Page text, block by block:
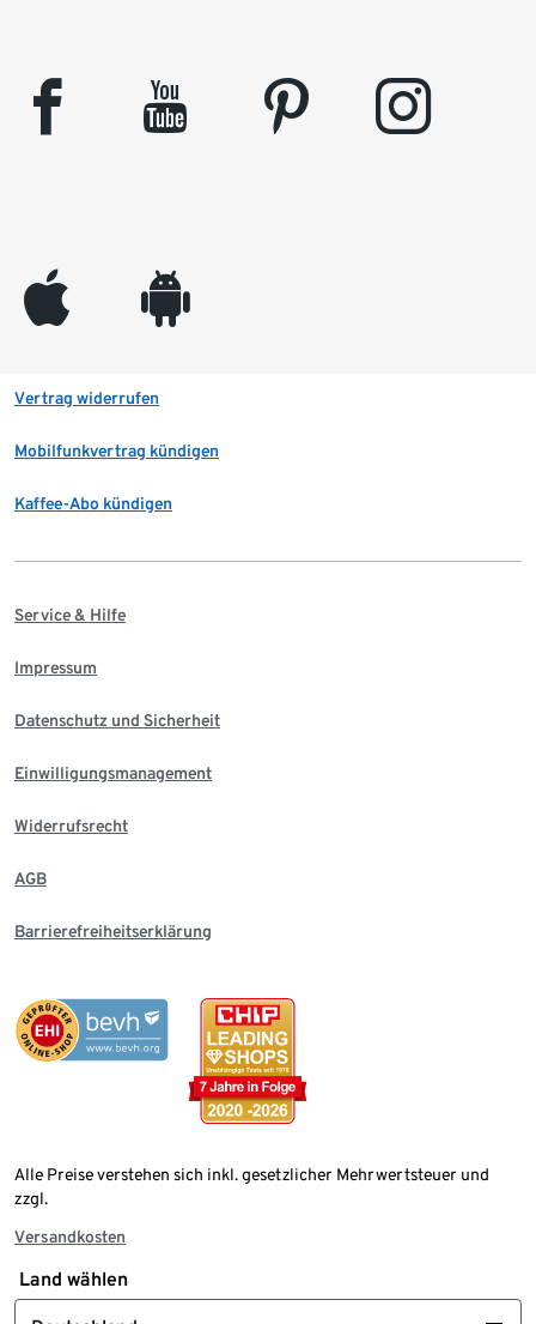
facebook youtube pinterest instagram
appleinc android
Vertrag widerrufen
Mobilfunkvertrag kündigen
Kaffee-Abo kündigen
Service & Hilfe
Impressum
Datenschutz und Sicherheit
Einwilligungsmanagement
Widerrufsrecht
AGB
Barrierefreiheitserklärung
Alle Preise verstehen sich inkl. gesetzlicher Mehrwertsteuer und
zzgl.
Versandkosten
Land wählen